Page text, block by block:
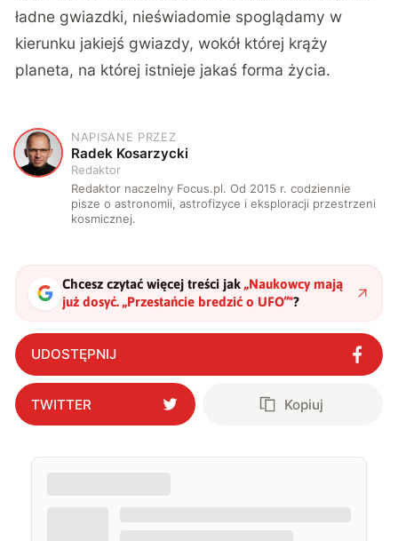
ładne gwiazdki, nieświadomie spoglądamy w
kierunku jakiejś gwiazdy, wokół której krąży
planeta, na której istnieje jakaś forma życia.
R
NAPISANE PRZEZ
Radek Kosarzycki
Redaktor
Redaktor naczelny Focus.pl. Od 2015 r. codziennie
pisze o astronomii, astrofizyce i eksploracji przestrzeni
kosmicznej.
Chcesz czytać więcej treści jak „Naukowcy mają
już dosyć. „Przestańcie bredzić o UFO”"?
UDOSTĘPNIJ
TWITTER Kopiuj